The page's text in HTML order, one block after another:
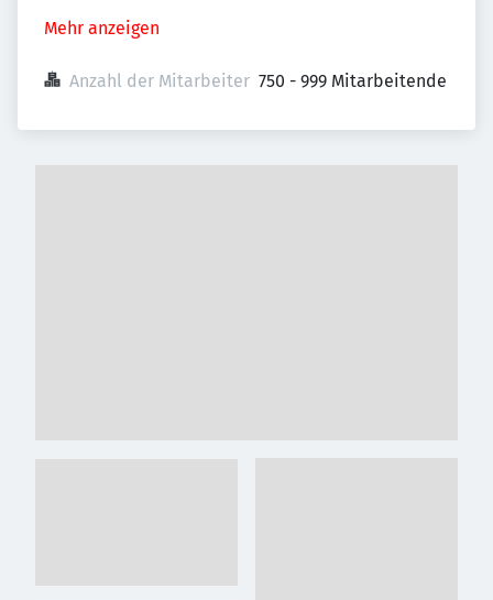
Mehr anzeigen
Anzahl der Mitarbeiter 750 - 999 Mitarbeitende